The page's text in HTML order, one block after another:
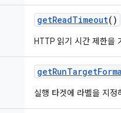
getReadTimeout()
HTTP 읽기 시간 제한을
getRunTarget
실행 타겟에 라벨을 지